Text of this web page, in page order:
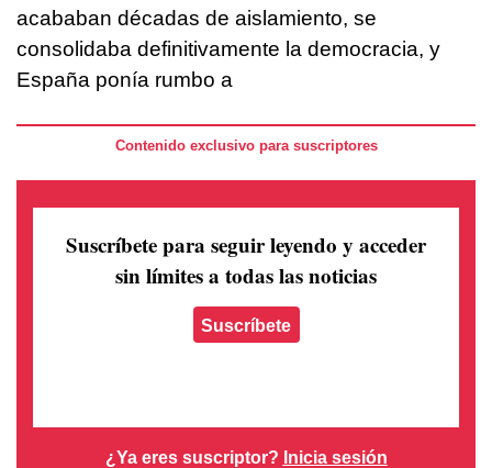
acababan décadas de aislamiento, se
consolidaba definitivamente la democracia, y
España ponía rumbo a
Contenido exclusivo para suscriptores
Suscríbete para seguir leyendo y acceder
sin límites a todas las noticias
Suscríbete
¿Ya eres suscriptor? Inicia sesión